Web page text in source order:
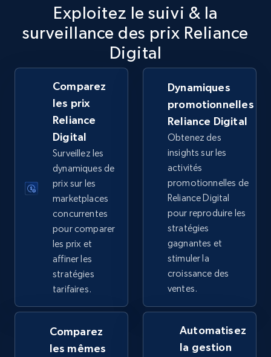
URL, Title, Available, Description, Currency, Initial
price, Final price, Discount percent, and more.
5.4K+ Commencer
TikTok Shop - category
URL, Title, Available, Description, Currency, Initial
price, Final price, Discount percent, and more.
5.4K+ Commencer
by keywords search
URL, Title, Available, Description, Currency, Initial
price, Final price, Discount percent, and more.
Exploitez le suivi & la
surveillance des prix Reliance
Digital
Comparez
les prix
Reliance
Digital
Surveillez les
dynamiques de
prix sur les
marketplaces
concurrentes
pour comparer
les prix et
affiner les
stratégies
tarifaires.
Dynamiques
promotionnelles
Reliance Digital
Obtenez des
insights sur les
activités
promotionnelles de
Reliance Digital
pour reproduire les
stratégies
gagnantes et
stimuler la
croissance des
ventes.
Comparez
les mêmes
Automatisez
la gestion